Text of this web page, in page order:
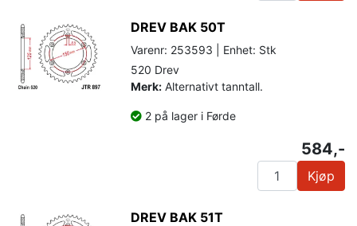
DREV BAK 50T
Varenr: 253593 | Enhet: Stk
520 Drev
Merk: Alternativt tanntall.
2 på lager i Førde
584,-
Kjøp
DREV BAK 51T